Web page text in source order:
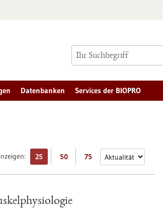
Datenbanken Services der BIOPRO
25 50 75